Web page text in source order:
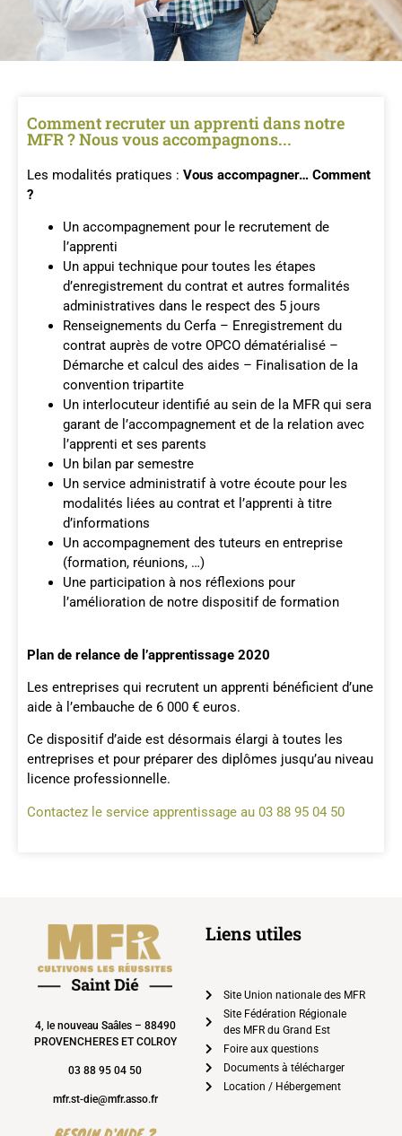
Comment recruter un apprenti dans notre
MFR ? Nous vous accompagnons...
Les modalités pratiques : Vous accompagner… Comment
?
Un accompagnement pour le recrutement de
l’apprenti
Un appui technique pour toutes les étapes
d’enregistrement du contrat et autres formalités
administratives dans le respect des 5 jours
Renseignements du Cerfa – Enregistrement du
contrat auprès de votre OPCO dématérialisé –
Démarche et calcul des aides – Finalisation de la
convention tripartite
Un interlocuteur identifié au sein de la MFR qui sera
garant de l’accompagnement et de la relation avec
l’apprenti et ses parents
Un bilan par semestre
Un service administratif à votre écoute pour les
modalités liées au contrat et l’apprenti à titre
d’informations
Un accompagnement des tuteurs en entreprise
(formation, réunions, …)
Une participation à nos réflexions pour
l’amélioration de notre dispositif de formation
Plan de relance de l’apprentissage 2020
Les entreprises qui recrutent un apprenti bénéficient d’une
aide à l’embauche de 6 000 € euros.
Ce dispositif d’aide est désormais élargi à toutes les
entreprises et pour préparer des diplômes jusqu’au niveau
licence professionnelle.
Contactez le service apprentissage au 03 88 95 04 50
4, le nouveau Saâles – 88490
PROVENCHERES ET COLROY
03 88 95 04 50
mfr.st-die@mfr.asso.fr
Liens utiles
Site Union nationale des MFR
Site Fédération Régionale
des MFR du Grand Est
Foire aux questions
Documents à télécharger
Location / Hébergement